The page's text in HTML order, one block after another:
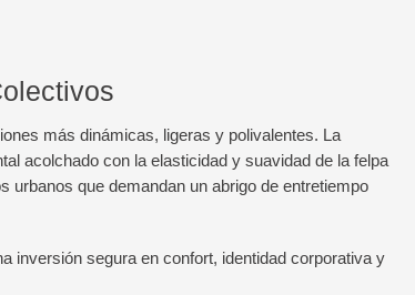
más dinámicas, ligeras y polivalentes. La
acolchado con la elasticidad y suavidad de la felpa
urbanos que demandan un abrigo de entretiempo
inversión segura en confort, identidad corporativa y